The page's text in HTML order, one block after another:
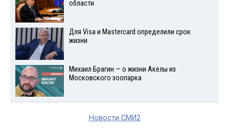
области
Для Visа и Mastercard определили срок
жизни
Михаил Брагин — о жизни Акелы из
Московского зоопарка
Новости СМИ2